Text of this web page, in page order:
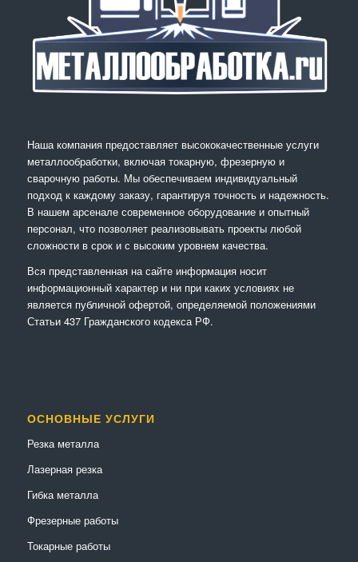
Наша компания предоставляет высококачественные услуги
металлообработки, включая токарную, фрезерную и
сварочную работы. Мы обеспечиваем индивидуальный
подход к каждому заказу, гарантируя точность и надежность.
В нашем арсенале современное оборудование и опытный
персонал, что позволяет реализовывать проекты любой
сложности в срок и с высоким уровнем качества.
Вся представленная на сайте информация носит
информационный характер и ни при каких условиях не
является публичной офертой, определяемой положениями
Статьи 437 Гражданского кодекса РФ.
ОСНОВНЫЕ УСЛУГИ
Резка металла
Лазерная резка
Гибка металла
Фрезерные работы
Токарные работы